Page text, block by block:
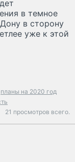
в темное
в сторону
уже к этой
планы на 2020 год
21 просмотров всего.